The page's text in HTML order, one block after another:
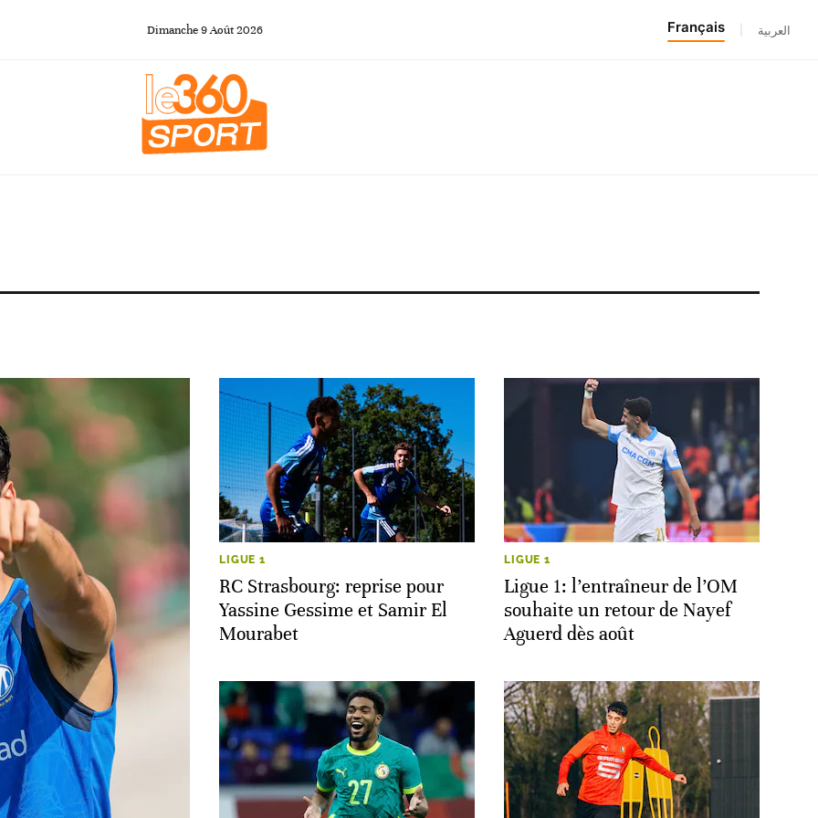
Dimanche 9Août 2026 Français العربية
LIGUE 1
RC Strasbourg: reprise pour
Yassine Gessime et Samir El
Mourabet
LIGUE 1
Ligue 1: l’entraîneur de l’OM
souhaite un retour de Nayef
Aguerd dès août